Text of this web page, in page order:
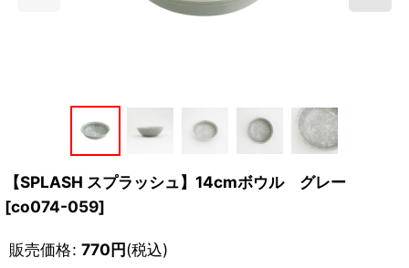
【SPLASH スプラッシュ】14cmボウル グレー
[co074-059]
販売価格: 770円(税込)